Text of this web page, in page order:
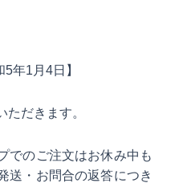
年1月4日】
ただきます。
でのご注文はお休み中も
送・お問合の返答につき